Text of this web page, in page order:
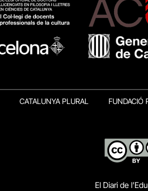
CATALUNYA PLURAL FUNDACIÓ
El Diari de